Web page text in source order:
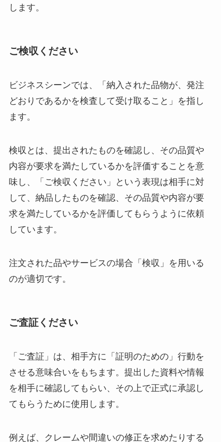
します。
ご検収ください
ビジネスシーンでは、「納入された品物が、発注
どおりであるかを検査して受け取ること」を指し
ます。
検収とは、提出されたものを確認し、その品質や
内容が要求を満たしているかを評価することを意
味し、「ご検収ください」という表現は相手に対
して、納品したものを確認、その品質や内容が要
求を満たしているかを評価してもらうように依頼
しています。
注文された品やサービスの場合「検収」を用いる
のが適切です。
ご査証ください
「ご査証」は、相手方に「証明のための」行動を
させる意味合いをもちます。提出した資料や情報
を相手に確認してもらい、その上で正式に承認し
てもらうために使用します。
例えば、クレームや間違いの修正を求めたりする